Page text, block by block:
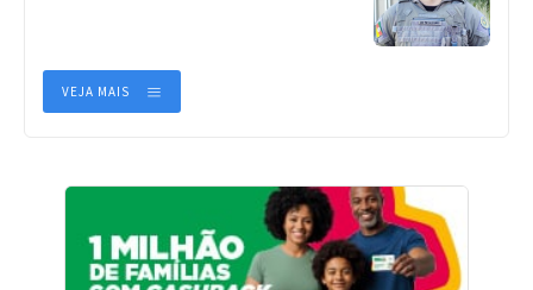
VEJA MAIS